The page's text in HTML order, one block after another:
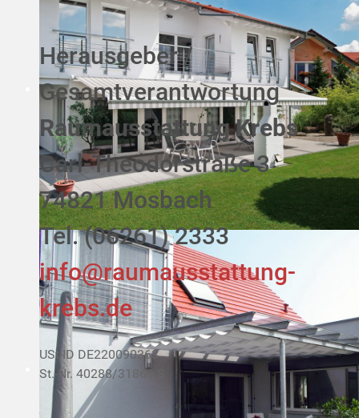
Herausgeber /
Gesamtverantwortung
Raumausstattung Krebs
Carl-Theodorstraße 3
74821 Mosbach
Tel. (06261) 2333
info@raumausstattung-
krebs.de
USt-ID DE220090363
St.-Nr. 40288/31866 S